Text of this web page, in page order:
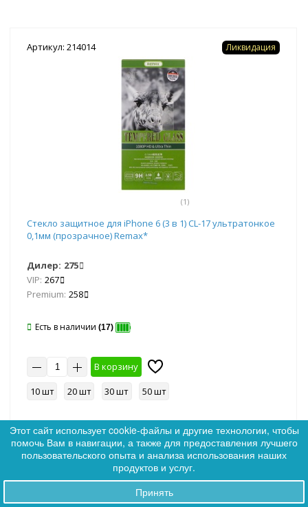
0
Артикул: 214014
(1)
Ликвидация
Стекло защитное для iPhone 6 (3 в 1) CL-17 ультратонкое
0,1мм (прозрачное) Remax*
Дилер: 275
VIP: 267
Premium: 258
Есть в наличии (17)
В корзину
10 шт
20 шт 30 шт 50 шт
Этот сайт использует cookie-файлы и другие технологии, чтобы
помочь Вам в навигации, а также для предоставления лучшего
пользовательского опыта и анализа использования наших
продуктов и услуг.
Принять